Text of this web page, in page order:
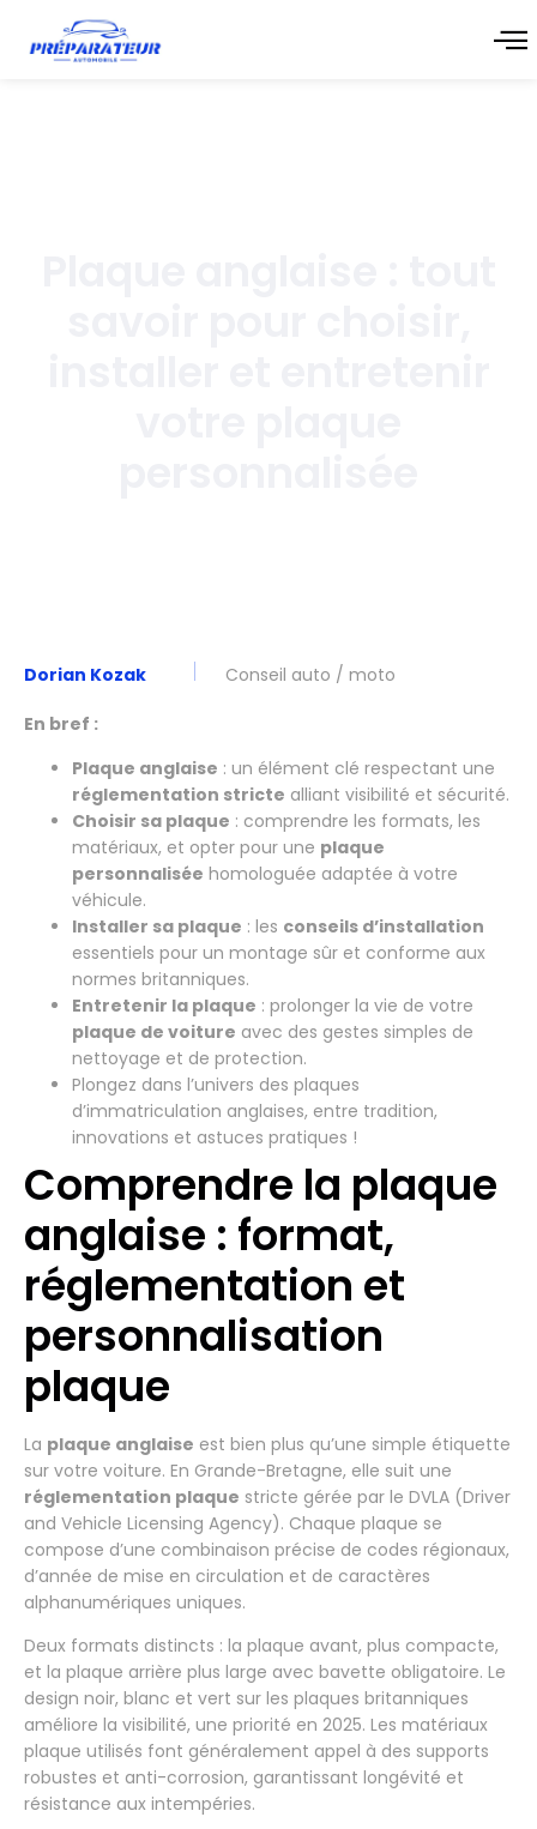
Dorian Kozak Conseil auto / moto
En bref :
Plaque anglaise : un élément clé respectant une
réglementation stricte alliant visibilité et sécurité.
Choisir sa plaque : comprendre les formats, les
matériaux, et opter pour une plaque
personnalisée homologuée adaptée à votre
véhicule.
Installer sa plaque : les conseils d’installation
essentiels pour un montage sûr et conforme aux
normes britanniques.
Entretenir la plaque : prolonger la vie de votre
plaque de voiture avec des gestes simples de
nettoyage et de protection.
Plongez dans l’univers des plaques
d’immatriculation anglaises, entre tradition,
innovations et astuces pratiques !
Comprendre la plaque
anglaise : format,
réglementation et
personnalisation
plaque
La plaque anglaise est bien plus qu’une simple étiquette
sur votre voiture. En Grande-Bretagne, elle suit une
réglementation plaque stricte gérée par le DVLA (Driver
and Vehicle Licensing Agency). Chaque plaque se
compose d’une combinaison précise de codes régionaux,
d’année de mise en circulation et de caractères
alphanumériques uniques.
Deux formats distincts : la plaque avant, plus compacte,
et la plaque arrière plus large avec bavette obligatoire. Le
design noir, blanc et vert sur les plaques britanniques
améliore la visibilité, une priorité en 2025. Les matériaux
plaque utilisés font généralement appel à des supports
robustes et anti-corrosion, garantissant longévité et
résistance aux intempéries.